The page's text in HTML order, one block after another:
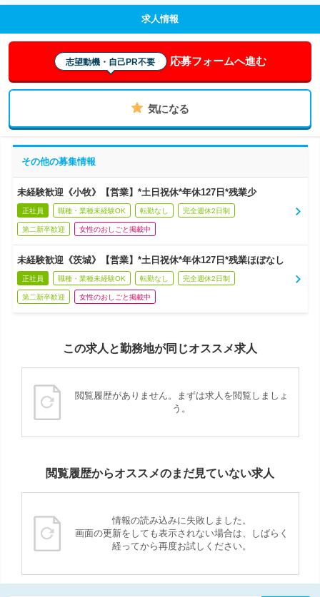
求人情報
志望動機・自己PR不要 応募フォームへ進む
気になる
その他の募集情報
未経験歓迎《小牧》【営業】*土日祝休*年休127日*残業少
正社員 職種・業種未経験OK 転勤なし 完全週休2日制
第二新卒歓迎 女性のおしごと掲載中
未経験歓迎《茨城》【営業】*土日祝休*年休127日*残業ほぼなし
正社員 職種・業種未経験OK 転勤なし 完全週休2日制
第二新卒歓迎 女性のおしごと掲載中
この求人と勤務地が同じオススメ求人
閲覧履歴がありません。まずは求人を閲覧しましょ
う。
閲覧履歴からオススメのまだ見ていない求人
情報の読み込みに失敗しました。
画面の更新をしても表示されない場合は、しばらく
経ってから再度お試しください。